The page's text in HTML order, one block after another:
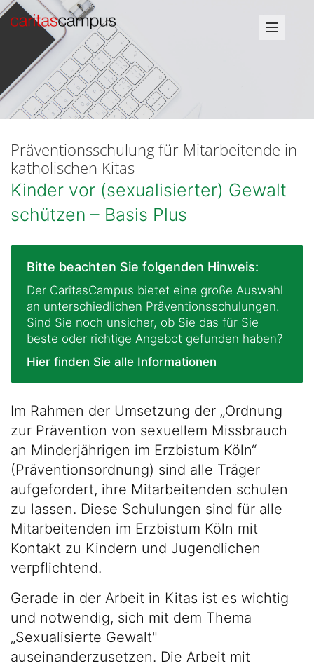
Präventionsschulung für Mitarbeitende in
katholischen Kitas
Kinder vor (sexualisierter) Gewalt
schützen – Basis Plus
Bitte beachten Sie folgenden Hinweis:
Der CaritasCampus bietet eine große Auswahl
an unterschiedlichen Präventionsschulungen.
Sind Sie noch unsicher, ob Sie das für Sie
beste oder richtige Angebot gefunden haben?
Hier finden Sie alle Informationen
Im Rahmen der Umsetzung der „Ordnung
zur Prävention von sexuellem Missbrauch
an Minderjährigen im Erzbistum Köln“
(Präventionsordnung) sind alle Träger
aufgefordert, ihre Mitarbeitenden schulen
zu lassen. Diese Schulungen sind für alle
Mitarbeitenden im Erzbistum Köln mit
Kontakt zu Kindern und Jugendlichen
verpflichtend.
Gerade in der Arbeit in Kitas ist es wichtig
und notwendig, sich mit dem Thema
„Sexualisierte Gewalt"
auseinanderzusetzen. Die Arbeit mit